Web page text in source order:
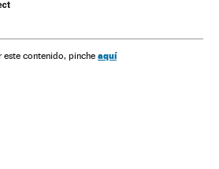
William
este contenido, pinche aquí